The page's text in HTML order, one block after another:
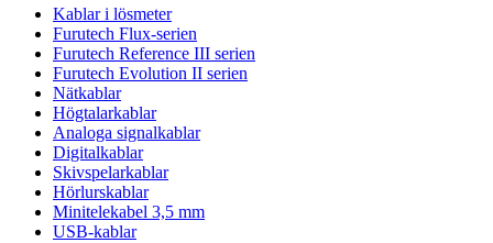
Kablar i lösmeter
Furutech Flux-serien
Furutech Reference III serien
Furutech Evolution II serien
Nätkablar
Högtalarkablar
Analoga signalkablar
Digitalkablar
Skivspelarkablar
Hörlurskablar
Minitelekabel 3,5 mm
USB-kablar